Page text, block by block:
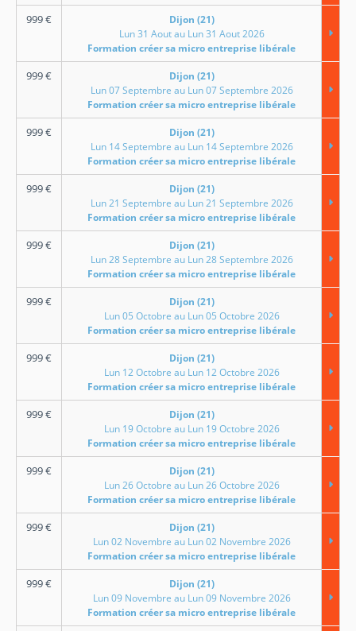
999€
Dijon (21)
Lun 31 Aout au Lun 31 Aout 2026
Formation créer sa micro entreprise libérale
999€
Dijon (21)
Lun 07 Septembre au Lun 07 Septembre 2026
Formation créer sa micro entreprise libérale
999€
Dijon (21)
Lun 14 Septembre au Lun 14 Septembre 2026
Formation créer sa micro entreprise libérale
999€
Dijon (21)
Lun 21 Septembre au Lun 21 Septembre 2026
Formation créer sa micro entreprise libérale
999€
Dijon (21)
Lun 28 Septembre au Lun 28 Septembre 2026
Formation créer sa micro entreprise libérale
999€
Dijon (21)
Lun 05 Octobre au Lun 05 Octobre 2026
Formation créer sa micro entreprise libérale
999€
Dijon (21)
Lun 12 Octobre au Lun 12 Octobre 2026
Formation créer sa micro entreprise libérale
999€
Dijon (21)
Lun 19 Octobre au Lun 19 Octobre 2026
Formation créer sa micro entreprise libérale
999€
Dijon (21)
Lun 26 Octobre au Lun 26 Octobre 2026
Formation créer sa micro entreprise libérale
999€
Dijon (21)
Lun 02 Novembre au Lun 02 Novembre 2026
Formation créer sa micro entreprise libérale
999€
Dijon (21)
Lun 09 Novembre au Lun 09 Novembre 2026
Formation créer sa micro entreprise libérale